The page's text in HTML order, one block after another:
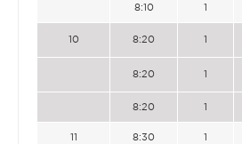
8:10 1
10 8:20 1
8:20 1
8:20 1
11 8:30 1